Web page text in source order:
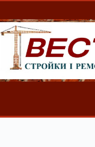
Перейти
вмісту